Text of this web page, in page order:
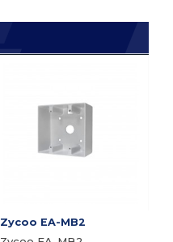
Zycoo EA-MB2